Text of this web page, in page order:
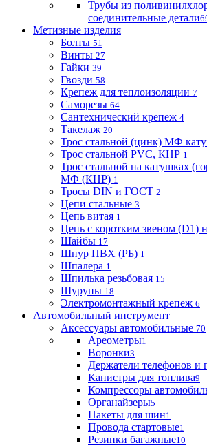
Трубы из
соединительные детали
Метизные изделия
Болты 51
Винты 27
Гайки 39
Гвозди 58
Крепеж для теплоизоляции 7
Саморезы 64
Сантехнический крепеж 4
Такелаж 20
Трос стальной (цинк) МФ
Трос стальной PVC, КНР 1
Трос стальной на катушках
МФ (КНР) 1
Тросы DIN и ГОСТ 2
Цепи стальные 3
Цепь витая 1
Цепь с коротким звеном (D1)
Шайбы 17
Шнур ПВХ (РБ) 1
Шпалера 1
Шпилька резьбовая 15
Шурупы 18
Электромонтажный крепеж 6
Автомобильный инструмент
Аксессуары автомобильные 70
Ареометры1
Воронки3
Держатели телефонов и
Канистры для топлива9
Компрессоры
Органайзеры5
Пакеты для шин1
Провода стартовые1
Резинки багажные10